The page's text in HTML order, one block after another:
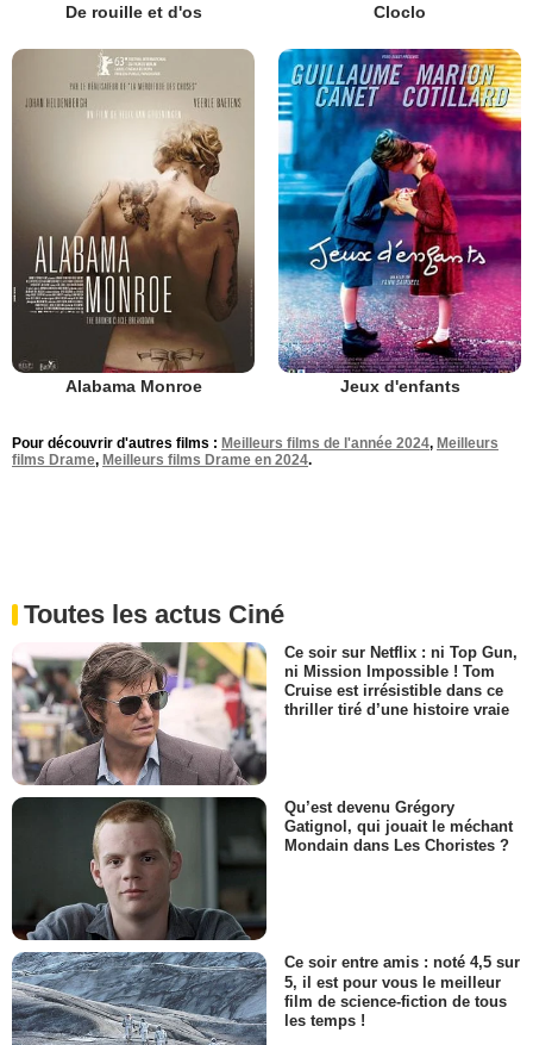
De rouille et d'os Cloclo
Alabama Monroe Jeux d'enfants
Pour découvrir d'autres films : Meilleurs films de l'année 2024, Meilleurs
films Drame, Meilleurs films Drame en 2024.
Toutes les actus Ciné
Ce soir sur Netflix : ni Top Gun,
ni Mission Impossible ! Tom
Cruise est irrésistible dans ce
thriller tiré d’une histoire vraie
Qu’est devenu Grégory
Gatignol, qui jouait le méchant
Mondain dans Les Choristes ?
Ce soir entre amis : noté 4,5 sur
5, il est pour vous le meilleur
film de science-fiction de tous
les temps !